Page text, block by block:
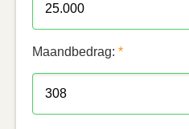
Maandbedrag: *